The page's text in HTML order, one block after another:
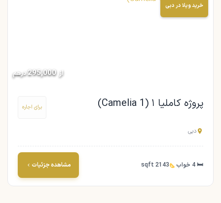
خرید ویلا در دبی
از295,000 درهم
پروژه کاملیا ۱ (Camelia 1) برای اجاره
دبی
🛏 4 خواب 2143 sqft مشاهده جزئیات